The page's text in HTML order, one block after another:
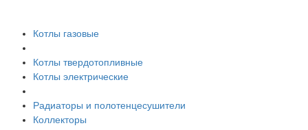
Котлы газовые
Котлы твердотопливные
Котлы электрические
Радиаторы и полотенцесушители
Коллекторы